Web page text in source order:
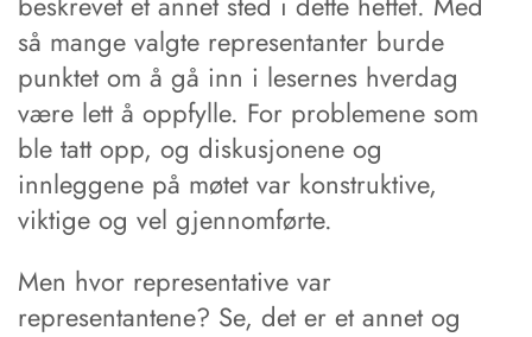
så mange valgte representanter burde
punktet om å gå inn i lesernes hverdag
være lett å oppfylle. For problemene som
ble tatt opp, og diskusjonene og
innleggene på møtet var konstruktive,
viktige og vel gjennomførte.
Men hvor representative var
representantene? Se, det er et annet og